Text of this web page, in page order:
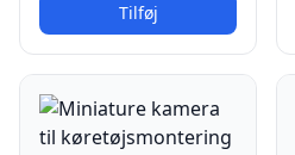
Tilføj